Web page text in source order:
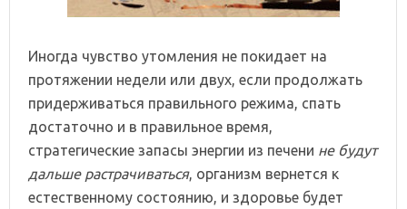
Иногда чувство утомления не покидает на
протяжении недели или двух, если продолжать
придерживаться правильного режима, спать
достаточно и в правильное время,
стратегические запасы энергии из печени не будут
дальше растрачиваться, организм вернется к
естественному состоянию, и здоровье будет